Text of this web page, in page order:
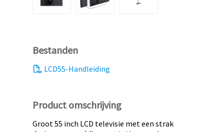
Bestanden
LCD55-Handleiding
Product omschrijving
Groot 55 inch LCD televisie met een strak